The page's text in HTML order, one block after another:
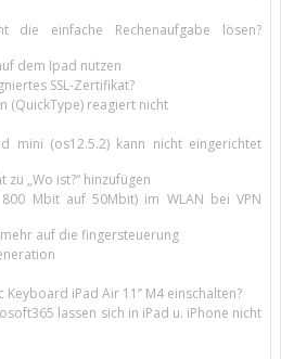
die einfache Rechenaufgabe lösen?
dem Ipad nutzen
SSL-Zertifikat?
(QuickType) reagiert nicht
mini (os12.5.2) kann nicht eingerichtet
„Wo ist?“ hinzufügen
Mbit auf 50Mbit) im WLAN bei VPN
auf die fingersteuerung
iPad Air 11’’ M4 einschalten?
lassen sich in iPad u. iPhone nicht